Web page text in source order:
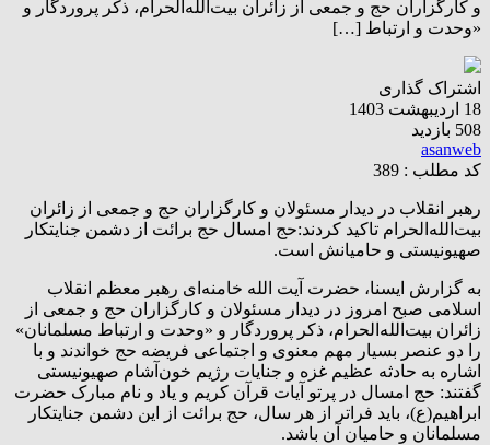
و کارگزاران حج و جمعی از زائران بیت‌الله‌الحرام، ذکر پروردگار و
«وحدت و ارتباط […]
اشتراک گذاری
18 اردیبهشت 1403
508 بازدید
asanweb
کد مطلب : 389
رهبر انقلاب در دیدار مسئولان و کارگزاران حج و جمعی از زائران
بیت‌الله‌الحرام تاکید کردند:حج امسال حج برائت از دشمن جنایتکار
صهیونیستی و حامیانش است.
به گزارش ایسنا، حضرت آیت الله خامنه‌ای رهبر معظم انقلاب
اسلامی صبح امروز در دیدار مسئولان و کارگزاران حج و جمعی از
زائران بیت‌الله‌الحرام، ذکر پروردگار و «وحدت و ارتباط مسلمانان»
را دو عنصر بسیار مهم معنوی و اجتماعی فریضه حج خواندند و با
اشاره به حادثه عظیم غزه و جنایات رژیم خون‌آشام صهیونیستی
گفتند: حج امسال در پرتو آیات قرآن کریم و یاد و نام مبارک حضرت
ابراهیم(ع)، باید فراتر از هر سال، حج برائت از این دشمن جنایتکار
مسلمانان و حامیان آن باشد.